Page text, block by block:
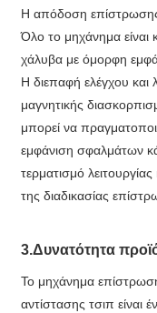
Η απόδοση
Όλο το μηχάνημα
χάλυβα με όμορφη
Η διεπαφή ελέγχου και
μαγνητικής
μπορεί να
εμφάνιση σφαλμάτων
τερματισμό
της διαδικασίας
3.Δυνατότητα
Το μηχάνημα
αντίστασης τσιπ είναι